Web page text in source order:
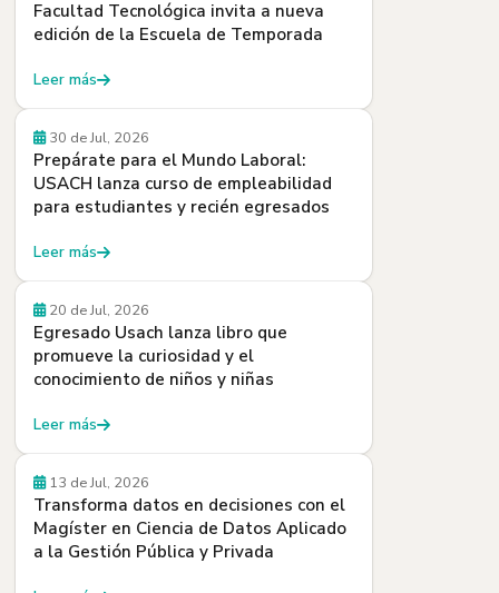
Facultad Tecnológica invita a nueva
edición de la Escuela de Temporada
Leer más
30 de Jul, 2026
Prepárate para el Mundo Laboral:
USACH lanza curso de empleabilidad
para estudiantes y recién egresados
Leer más
Egresados y Egresadas
20 de Jul, 2026
Egresado Usach lanza libro que
promueve la curiosidad y el
conocimiento de niños y niñas
Leer más
Beneficios
13 de Jul, 2026
Transforma datos en decisiones con el
Magíster en Ciencia de Datos Aplicado
a la Gestión Pública y Privada